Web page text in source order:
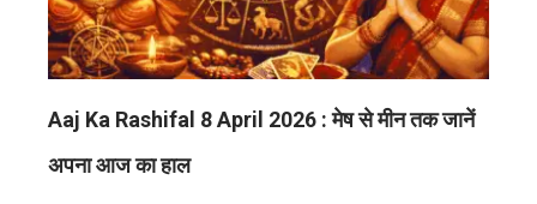
Aaj Ka Rashifal 8 April 2026 : मेष से मीन तक जानें
अपना आज का हाल